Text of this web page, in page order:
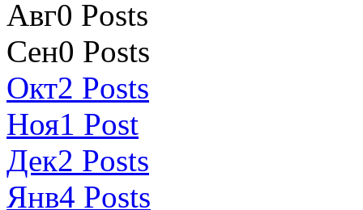
Авг0 Posts
Сен0 Posts
Окт2 Posts
Ноя1 Post
Дек2 Posts
Янв4 Posts